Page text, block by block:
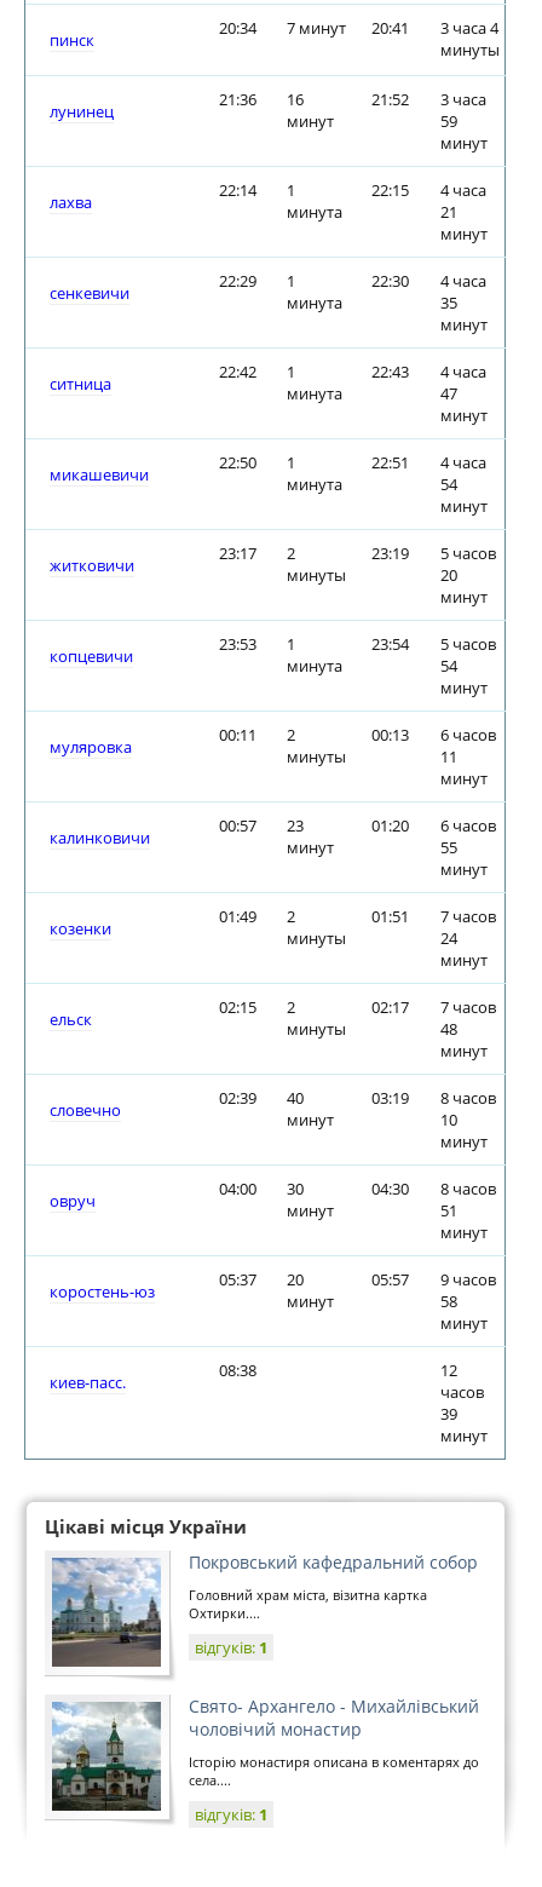
пинск
20:34 7 минут 20:41
3 часа 4
минуты
лунинец
21:36
16
минут
21:52
3 часа
59
минут
лахва
22:14
1
минута
22:15
4 часа
21
минут
сенкевичи
22:29
1
минута
22:30
4 часа
35
минут
ситница
22:42
1
минута
22:43
4 часа
47
минут
микашевичи
22:50
1
минута
22:51
4 часа
54
минут
житковичи
23:17
2
минуты
23:19
5 часов
20
минут
копцевичи
23:53
1
минута
23:54
5 часов
54
минут
муляровка
00:11
2
минуты
00:13
6 часов
11
минут
калинковичи
00:57
23
минут
01:20
6 часов
55
минут
козенки
01:49
2
минуты
01:51
7 часов
24
минут
ельск
02:15
2
минуты
02:17
7 часов
48
минут
словечно
02:39
40
минут
03:19
8 часов
10
минут
овруч
04:00
30
минут
04:30
8 часов
51
минут
коростень-юз
05:37
20
минут
05:57
9 часов
58
минут
киев-пасс.
08:38
12
часов
39
минут
Цікаві місця України
Покровський кафедральний собор
Головний храм міста, візитна картка
Охтирки....
відгуків: 1
Свято- Архангело - Михайлівський
чоловічий монастир
Історію монастиря описана в коментарях до
села....
відгуків: 1